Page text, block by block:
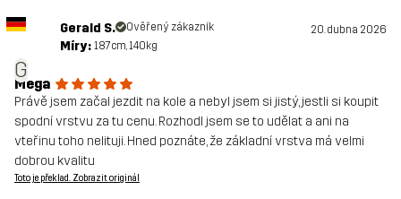
G
Gerald S. Ověřený zákazník 20. dubna 2026
Míry: 187cm, 140kg
Mega
Právě jsem začal jezdit na kole a nebyl jsem si jistý, jestli si koupit
spodní vrstvu za tu cenu. Rozhodl jsem se to udělat a ani na
vteřinu toho nelituji. Hned poznáte, že základní vrstva má velmi
dobrou kvalitu
Toto je překlad. Zobrazit originál